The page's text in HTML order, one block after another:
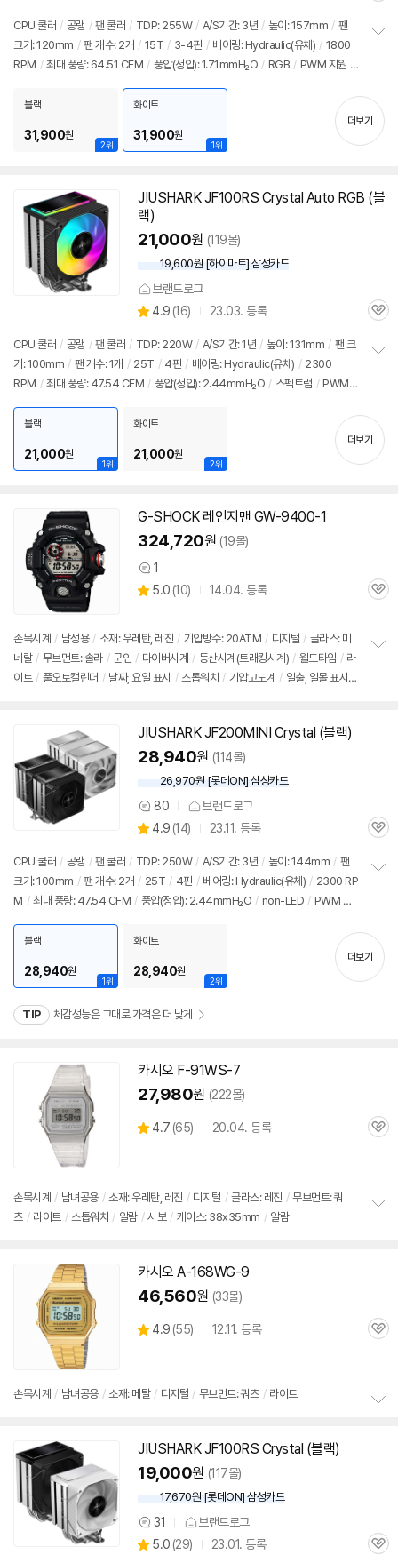
견
점
리
뷰
CPU 쿨러 / 공랭 / 팬 쿨러 / TDP: 255W / A/S기간: 3년 / 높이: 157mm / 팬
크기: 120mm / 팬 개수: 2개 / 15T / 3-4핀 / 베어링: Hydraulic(유체) / 1800
RPM / 최대 풍량: 64.51 CFM / 풍압(정압): 1.71mmH₂O / RGB / PWM 지원 /
기
2위
블랙
31,900원
1위
화이트
31,900원
더보기
JIUSHARKJF100RS Crystal Auto RGB (블
랙)
21,000원 (119몰)
19,600원 [하이마트] 삼성카드
브랜드로그
별
점
4.9 (상
리
뷰
16) 23.03. 등록
관
CPU 쿨러 / 공랭 / 팬 쿨러 / TDP: 220W / A/S기간: 1년 / 높이: 131mm / 팬 크
기: 100mm / 팬 개수: 1개 / 25T / 4핀 / 베어링: Hydraulic(유체) / 2300
RPM / 최대 풍량: 47.54 CFM / 풍압(정압): 2.44mmH₂O / 스펙트럼 / PWM
기
1위
블랙
21,000원
2위
화이트
21,000원
더보기
G-SHOCK 레인지맨 GW-9400-1
324,720원 (19몰)
상
품
1
별
5.0 (상
뷰
10) 14.04. 등록
관
손목시계 / 남성용 / 소재: 우레탄, 레진 / 기압방수: 20ATM / 디지털 / 글라스: 미
네랄 / 무브먼트: 솔라 / 군인 / 다이버시계 / 등산시계(트래킹시계) / 월드타임 / 라
이트 / 풀오토캘린더 / 날짜, 요일 표시 / 스톱워치 / 기압고도계 / 일출, 일몰 표시
JIUSHARKJF200MINI Crystal (블랙)
28,940원 (114몰)
26,970원 [롯데ON] 삼성카드
상
품
견
80 브랜드로그
별
점
4.9 (상
리
뷰
14) 23.11. 등록
관
CPU 쿨러 / 공랭 / 팬 쿨러 / TDP: 250W / A/S기간: 3년 / 높이: 144mm / 팬
크기: 100mm / 팬 개수: 2개 / 25T / 4핀 / 베어링: Hydraulic(유체) / 2300 RP
M / 최대 풍량: 47.54 CFM / 풍압(정압): 2.44mmH₂O / non-LED / PWM 지
기
1위
블랙
28,940원
2위
화이트
28,940원
더보기
TIP 체감성능은 그대로 가격은 더 낮게
카시오 F-91WS-7
27,980원 (222몰)
별
4.7 (상
65) 20.04. 등록
관
손목시계 / 남녀공용 / 소재: 우레탄, 레진 / 디지털 / 글라스: 레진 / 무브먼트: 쿼
츠 / 라이트 / 스톱워치 / 알람 / 시보 / 케이스: 38x35mm / 알람
카시오 A-168WG-9
46,560원 (33몰)
별
4.9 (상
뷰
55) 12.11. 등록
관
손목시계 / 남녀공용 / 소재: 메탈 / 디지털 / 무브먼트: 쿼츠 / 라이트
JIUSHARKJF100RS Crystal (블랙)
19,000원 (117몰)
17,670원 [롯데ON] 삼성카드
상
품
31 브랜드로그
별
5.0 (상
29) 23.01. 등록
관